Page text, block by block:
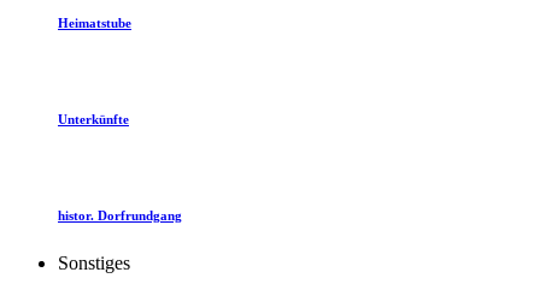
Heimatstube
Unterkünfte
histor. Dorfrundgang
Sonstiges